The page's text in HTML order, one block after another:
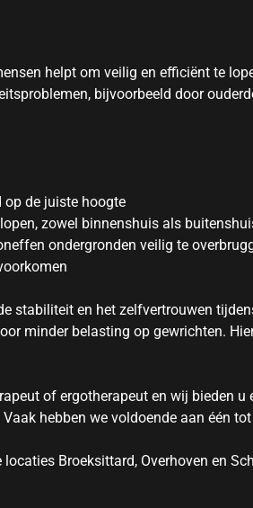
helpt om veilig en efficiënt te
bijvoorbeeld door
op de juiste hoogte
zowel binnenshuis als
ondergronden veilig te
stabiliteit en het zelfvertrouwen
minder belasting op gewrichten.
of ergotherapeut en wij bieden
hebben we voldoende aan één
Broeksittard, Overhoven en